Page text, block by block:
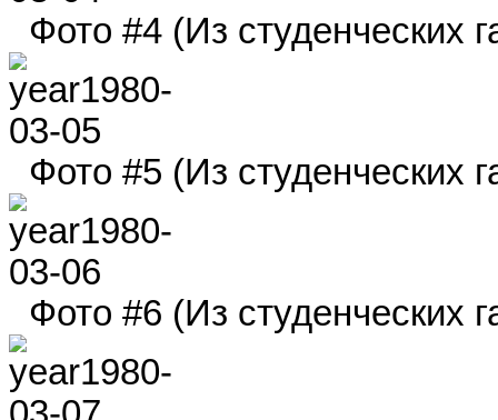
Фото #4 (Из студенческих
Фото #5 (Из студенческих
Фото #6 (Из студенческих